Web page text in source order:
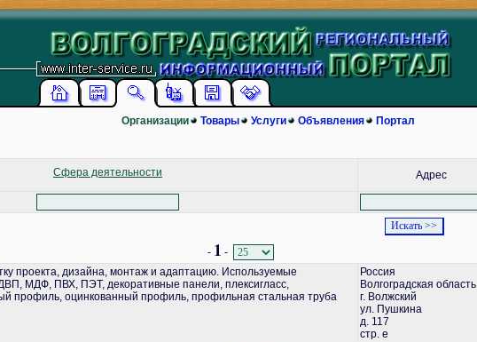
Организации Товары Услуги Объявления Портал
Сфера деятельности Адрес
- 1 -
проекта, дизайна, монтаж и адаптацию. Используемые
МДФ, ПВХ, ПЭТ, декоративные панели, плексигласс,
профиль, оцинкованный профиль, профильная стальная труба
Россия
Волгоградская область
г. Волжский
ул. Пушкина
д. 117
стр. е